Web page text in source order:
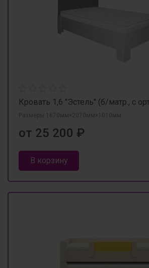
Кровать 1,6 "Эстель" (б/матр., с
Размеры 1670мм×2070мм×1010мм
от 25 200 ₽
В корзину